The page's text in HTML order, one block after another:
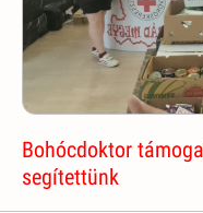
Bohócdoktor
segítettünk